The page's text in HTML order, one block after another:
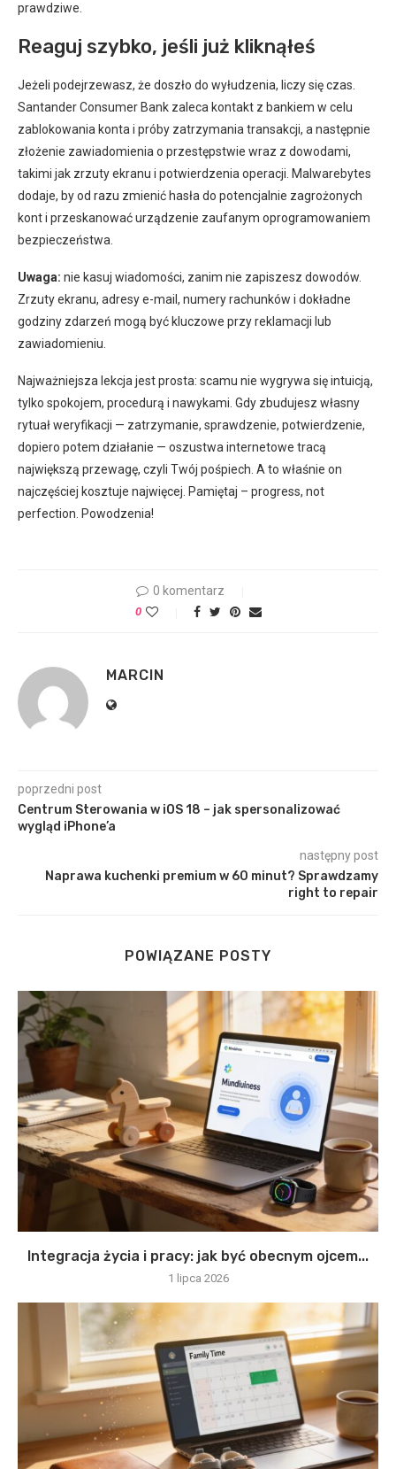
prawdziwe.
Reaguj szybko, jeśli już kliknąłeś
Jeżeli podejrzewasz, że doszło do wyłudzenia, liczy się czas.
Santander Consumer Bank zaleca kontakt z bankiem w celu
zablokowania konta i próby zatrzymania transakcji, a następnie
złożenie zawiadomienia o przestępstwie wraz z dowodami,
takimi jak zrzuty ekranu i potwierdzenia operacji. Malwarebytes
dodaje, by od razu zmienić hasła do potencjalnie zagrożonych
kont i przeskanować urządzenie zaufanym oprogramowaniem
bezpieczeństwa.
Uwaga: nie kasuj wiadomości, zanim nie zapiszesz dowodów.
Zrzuty ekranu, adresy e-mail, numery rachunków i dokładne
godziny zdarzeń mogą być kluczowe przy reklamacji lub
zawiadomieniu.
Najważniejsza lekcja jest prosta: scamu nie wygrywa się intuicją,
tylko spokojem, procedurą i nawykami. Gdy zbudujesz własny
rytuał weryfikacji — zatrzymanie, sprawdzenie, potwierdzenie,
dopiero potem działanie — oszustwa internetowe tracą
największą przewagę, czyli Twój pośpiech. A to właśnie on
najczęściej kosztuje najwięcej. Pamiętaj – progress, not
perfection. Powodzenia!
0 komentarz
0
MARCIN
poprzedni post
Centrum Sterowania w iOS 18 – jak spersonalizować
wygląd iPhone’a
następny post
Naprawa kuchenki premium w 60 minut? Sprawdzamy
right to repair
POWIĄZANE POSTY
Integracja życia i pracy: jak być obecnym ojcem...
1 lipca 2026